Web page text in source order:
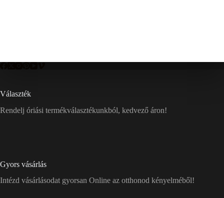
Választék
Rendelj óriási termékválasztékunkból, kedvező áron!
Gyors vásárlás
Intézd vásárlásodat gyorsan Online az otthonod kényelméből!